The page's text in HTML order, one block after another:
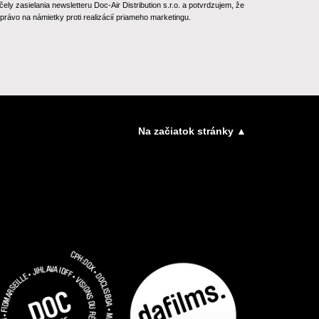
zasielania newsletteru Doc-Air Distribution s.r.o. a potvrdzujem, že
na námietky proti realizácií priameho marketingu.
Na začiatok stránky ▲